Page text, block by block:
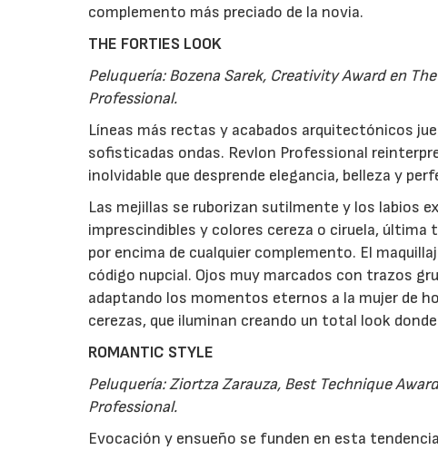
complemento más preciado de la novia.
THE FORTIES LOOK
Peluquería:Bozena Sarek, Creativity Award en
Professional.
Líneas más rectas y acabados arquitectónicos
sofisticadas ondas. Revlon Professional
inolvidable que desprende elegancia, belleza y
Las mejillas se ruborizan sutilmente y los labios
imprescindibles y colores cereza o ciruela,
por encima de cualquier complemento. El
código nupcial. Ojos muy marcados con trazos
adaptando los momentos eternos a la mujer de
cerezas, que iluminan creando un total look
ROMANTIC STYLE
Peluquería: Ziortza Zarauza, Best Technique
Professional.
Evocación y ensueño se funden en esta